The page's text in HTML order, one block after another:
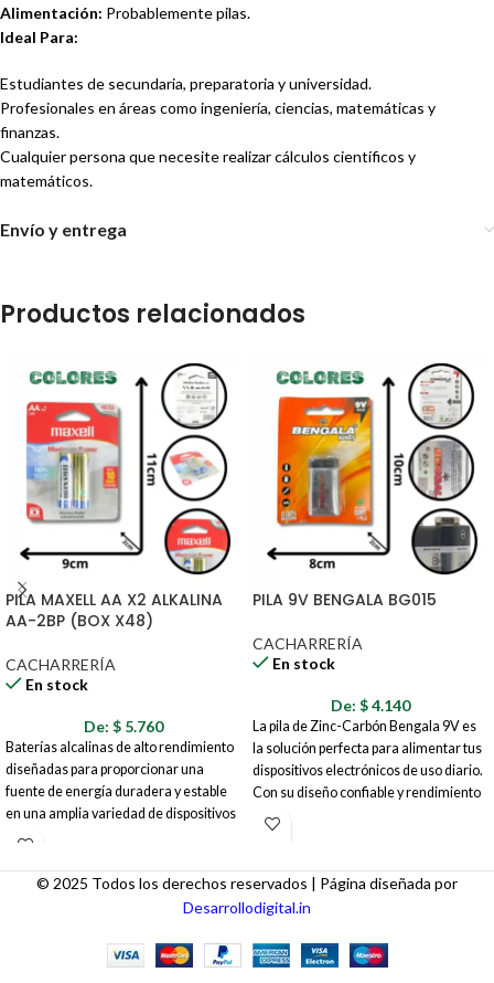
Alimentación: Probablemente pilas.
Ideal Para:
Estudiantes de secundaria, preparatoria y universidad.
Profesionales en áreas como ingeniería, ciencias, matemáticas y
finanzas.
Cualquier persona que necesite realizar cálculos científicos y
matemáticos.
Envío y entrega
Productos relacionados
PILA MAXELL AA X2 ALKALINA
AA-2BP (BOX X48)
CACHARRERÍA
En stock
De: $ 5.760
Baterías alcalinas de alto rendimiento
diseñadas para proporcionar una
fuente de energía duradera y estable
en una amplia variedad de dispositivos
electrónicos. Su fórmula avanzada
constante, siendo la opción ideal para
equipos que requieren alta demanda
PILA 9V BENGALA BG015
CACHARRERÍA
En stock
De: $4.140
La pila de Zinc-Carbón Bengala 9V es
la solución perfecta para alimentar tus
dispositivos electrónicos de uso diario.
Con su diseño confiable y rendimiento
constante, esta pila te asegura la
problemas.
© 2025 Todos los derechos reservados | Página diseñada por
Desarrollodigital.in